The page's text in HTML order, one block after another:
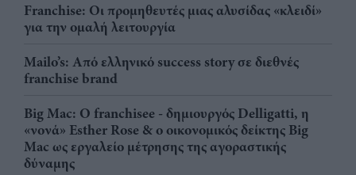
Franchise: Οι προμηθευτές μιας αλυσίδας «κλειδί»
για την ομαλή λειτουργία
Mailo’s: Από ελληνικό success story σε διεθνές
franchise brand
Big Mac: Ο franchisee - δημιουργός Delligatti, η
«νονά» Esther Rose & ο οικονομικός δείκτης Big
Mac ως εργαλείο μέτρησης της αγοραστικής
δύναμης